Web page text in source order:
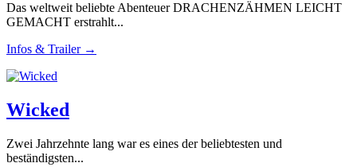
Das weltweit beliebte Abenteuer DRACHENZÄHMEN LEICHT
GEMACHT erstrahlt...
Infos & Trailer →
Wicked
Zwei Jahrzehnte lang war es eines der beliebtesten und
beständigsten...